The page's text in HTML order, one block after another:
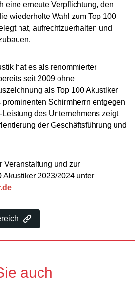
eine erneute Verpflichtung, den
wiederholte Wahl zum Top 100
hat, aufrechtzuerhalten und
hat es als renommierter
seit 2009 ohne
als Top 100 Akustiker
Schirmherrn entgegen
des Unternehmens zeigt
der Geschäftsführung und
Veranstaltung und zur
Akustiker 2023/2024 unter
auch